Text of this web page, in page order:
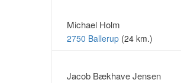
Michael Holm
2750 Ballerup (24 km.)
Jacob Bækhave Jensen